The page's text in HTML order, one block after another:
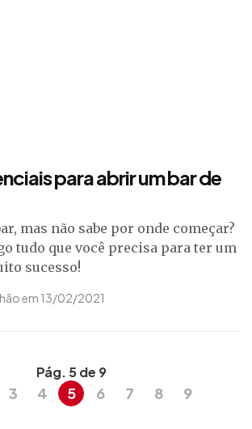
para abrir um bar de
mas não sabe por onde começar?
tudo que você precisa para ter um
sucesso!
em 13/02/2021
Pág. 5 de 9
3 4 5 6 7 8
9